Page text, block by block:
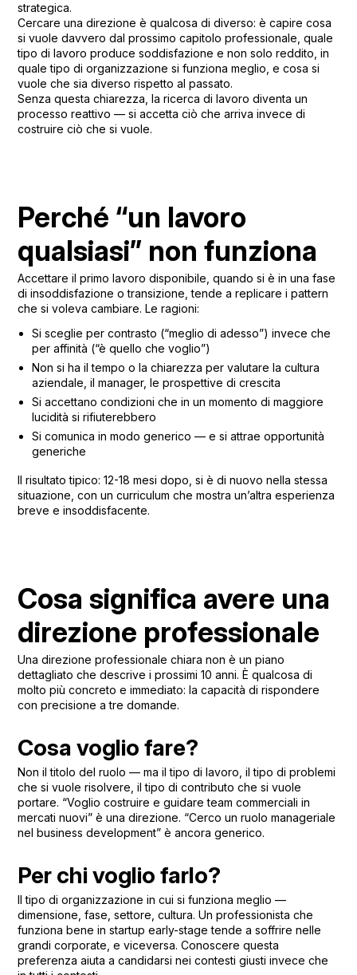
strategica.
Cercare una direzione è qualcosa di diverso: è capire cosa
si vuole davvero dal prossimo capitolo professionale, quale
tipo di lavoro produce soddisfazione e non solo reddito, in
quale tipo di organizzazione si funziona meglio, e cosa si
vuole che sia diverso rispetto al passato.
Senza questa chiarezza, la ricerca di lavoro diventa un
processo reattivo — si accetta ciò che arriva invece di
costruire ciò che si vuole.
Perché “un lavoro
qualsiasi” non funziona
Accettare il primo lavoro disponibile, quando si è in una fase
di insoddisfazione o transizione, tende a replicare i pattern
che si voleva cambiare. Le ragioni:
Si sceglie per contrasto (“meglio di adesso”) invece che
per affinità (“è quello che voglio”)
Non si ha il tempo o la chiarezza per valutare la cultura
aziendale, il manager, le prospettive di crescita
Si accettano condizioni che in un momento di maggiore
lucidità si rifiuterebbero
Si comunica in modo generico — e si attrae opportunità
generiche
Il risultato tipico: 12-18 mesi dopo, si è di nuovo nella stessa
situazione, con un curriculum che mostra un’altra esperienza
breve e insoddisfacente.
Cosa significa avere una
direzione professionale
Una direzione professionale chiara non è un piano
dettagliato che descrive i prossimi 10 anni. È qualcosa di
molto più concreto e immediato: la capacità di rispondere
con precisione a tre domande.
Cosa voglio fare?
Non il titolo del ruolo — ma il tipo di lavoro, il tipo di problemi
che si vuole risolvere, il tipo di contributo che si vuole
portare. “Voglio costruire e guidare team commerciali in
mercati nuovi” è una direzione. “Cerco un ruolo manageriale
nel business development” è ancora generico.
Per chi voglio farlo?
Il tipo di organizzazione in cui si funziona meglio —
dimensione, fase, settore, cultura. Un professionista che
funziona bene in startup early-stage tende a soffrire nelle
grandi corporate, e viceversa. Conoscere questa
preferenza aiuta a candidarsi nei contesti giusti invece che